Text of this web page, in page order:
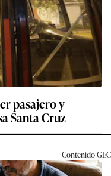
pasajero y
Santa Cruz
ContenidoGEC